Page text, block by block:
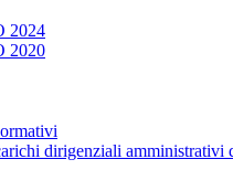
2024
2020
dirigenziali amministrativi